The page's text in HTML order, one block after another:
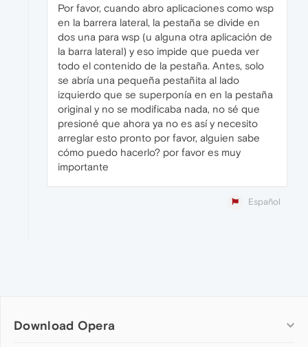
Por favor, cuando abro aplicaciones como wsp
en la barrera lateral, la pestaña se divide en
dos una para wsp (u alguna otra aplicación de
la barra lateral) y eso impide que pueda ver
todo el contenido de la pestaña. Antes, solo
se abría una pequeña pestañita al lado
izquierdo que se superponía en en la pestaña
original y no se modificaba nada, no sé que
presioné que ahora ya no es así y necesito
arreglar esto pronto por favor, alguien sabe
cómo puedo hacerlo? por favor es muy
importante
Español
Download Opera